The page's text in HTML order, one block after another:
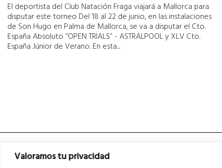
Valoramos tu privacidad
El deportista del Club Natación Fraga viajará a Mallorca para
disputar este torneo Del 18 al 22 de junio, en las instalaciones
de Son Hugo en Palma de Mallorca, se va a disputar el Cto.
España Absoluto “OPEN TRIALS” - ASTRALPOOL y XLV Cto.
España Júnior de Verano. En esta...